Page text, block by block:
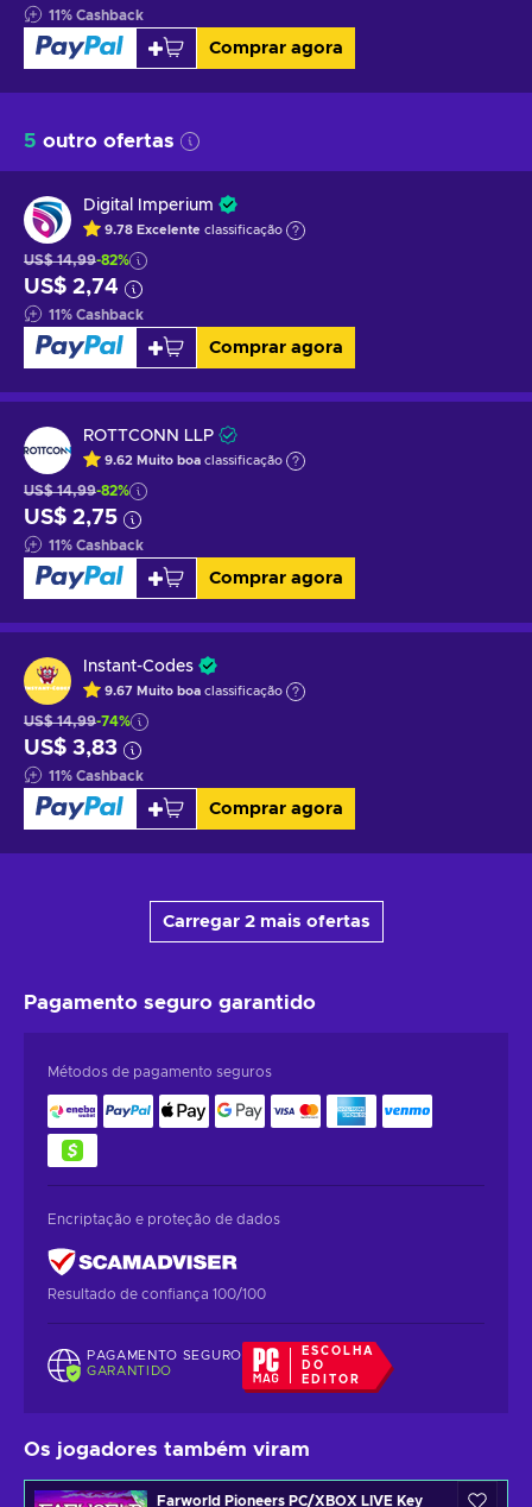
11% Cashback
Comprar agora
5 outro ofertas
Digital Imperium
9.78 Excelente classificação
US$ 14,99-82%
US$ 2,74
11% Cashback
Comprar agora
ROTTCONN LLP
9.62 Muito boa classificação
US$ 14,99-82%
US$ 2,75
11% Cashback
Comprar agora
Instant-Codes
9.67 Muito boa classificação
US$ 14,99-74%
US$ 3,83
11% Cashback
Comprar agora
Carregar 2 mais ofertas
Pagamento seguro garantido
Métodos de pagamento seguros
Encriptação e proteção de dados
Resultado de confiança 100/100
PAGAMENTO SEGURO
GARANTIDO
ESCOLHA
DO
EDITOR
Os jogadores também viram
Farworld Pioneers PC/XBOX LIVE Key